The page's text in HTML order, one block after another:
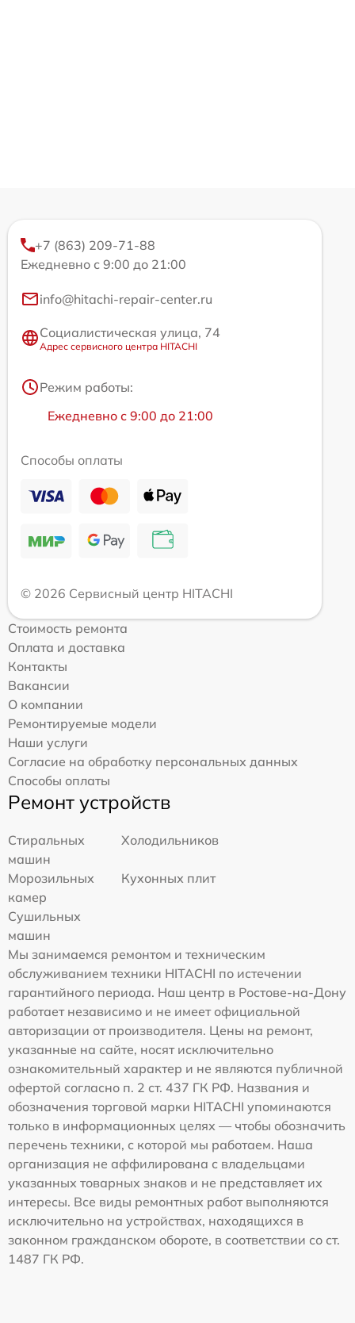
+7 (863) 209-71-88
Ежедневно с 9:00 до 21:00
info@hitachi-repair-center.ru
Социалистическая улица, 74
Адрес сервисного центра HITACHI
Режим работы:
Ежедневно с 9:00 до 21:00
Способы оплаты
© 2026 Сервисный центр HITACHI
Стоимость ремонта
Оплата и доставка
Контакты
Вакансии
О компании
Ремонтируемые модели
Наши услуги
Согласие на обработку персональных данных
Способы оплаты
Ремонт устройств
Стиральных
машин
Холодильников
Морозильных
камер
Кухонных плит
Сушильных
машин
Мы занимаемся ремонтом и техническим
обслуживанием техники HITACHI по истечении
гарантийного периода. Наш центр в Ростове-на-Дону
работает независимо и не имеет официальной
авторизации от производителя. Цены на ремонт,
указанные на сайте, носят исключительно
ознакомительный характер и не являются публичной
офертой согласно п. 2 ст. 437 ГК РФ. Названия и
обозначения торговой марки HITACHI упоминаются
только в информационных целях — чтобы обозначить
перечень техники, с которой мы работаем. Наша
организация не аффилирована с владельцами
указанных товарных знаков и не представляет их
интересы. Все виды ремонтных работ выполняются
исключительно на устройствах, находящихся в
законном гражданском обороте, в соответствии со ст.
1487 ГК РФ.